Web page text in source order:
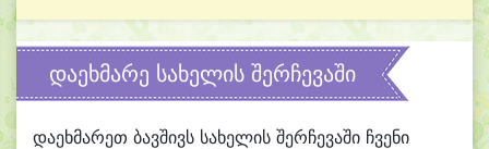
დაეხმარე სახელის შერჩევაში
დაეხმარეთ ბავშივს სახელის შერჩევაში ჩვენი